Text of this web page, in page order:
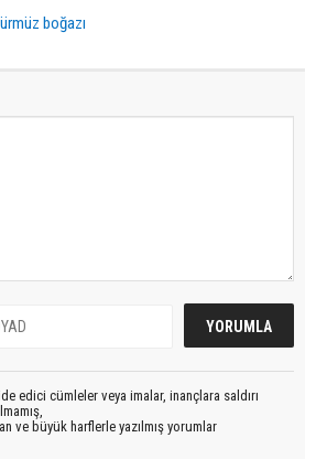
boğazı
edici cümleler veya imalar, inançlara saldırı
ve büyük harflerle yazılmış yorumlar